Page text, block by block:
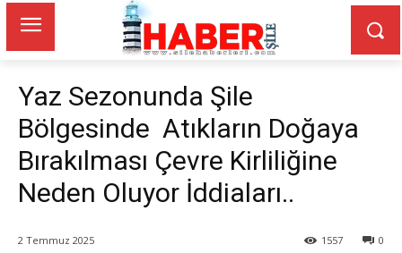
Yaz Sezonunda Şile
Bölgesinde Atıkların Doğaya
Bırakılması Çevre Kirliliğine
Neden Oluyor İddiaları..
2 Temmuz 2025 0
1557